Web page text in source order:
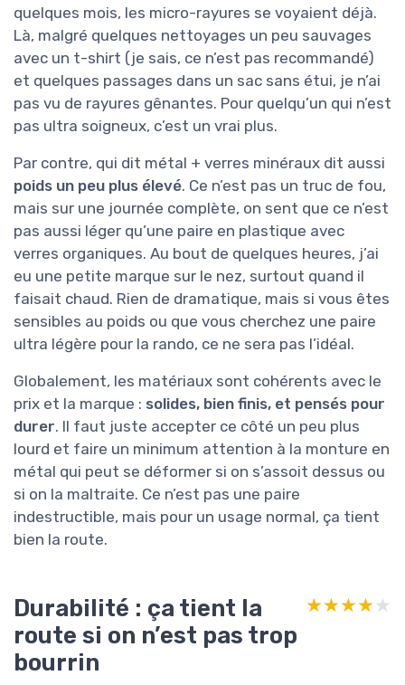
quelques mois, les micro-rayures se voyaient déjà.
Là, malgré quelques nettoyages un peu sauvages
avec un t-shirt (je sais, ce n’est pas recommandé)
et quelques passages dans un sac sans étui, je n’ai
pas vu de rayures gênantes. Pour quelqu’un qui n’est
pas ultra soigneux, c’est un vrai plus.
Par contre, qui dit métal + verres minéraux dit aussi
poids un peu plus élevé. Ce n’est pas un truc de fou,
mais sur une journée complète, on sent que ce n’est
pas aussi léger qu’une paire en plastique avec
verres organiques. Au bout de quelques heures, j’ai
eu une petite marque sur le nez, surtout quand il
faisait chaud. Rien de dramatique, mais si vous êtes
sensibles au poids ou que vous cherchez une paire
ultra légère pour la rando, ce ne sera pas l’idéal.
Globalement, les matériaux sont cohérents avec le
prix et la marque : solides, bien finis, et pensés pour
durer. Il faut juste accepter ce côté un peu plus
lourd et faire un minimum attention à la monture en
métal qui peut se déformer si on s’assoit dessus ou
si on la maltraite. Ce n’est pas une paire
indestructible, mais pour un usage normal, ça tient
bien la route.
Durabilité : ça tient la
route si on n’est pas trop
bourrin
★★★★★
★★★★★